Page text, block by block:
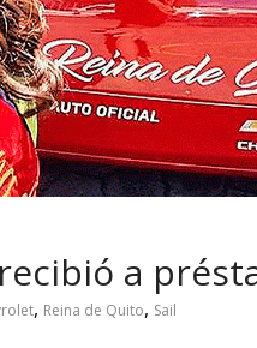
a
, Reina de Quito, Sail